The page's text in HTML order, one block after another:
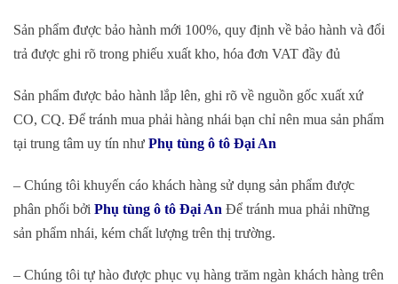
Sản phẩm được bảo hành mới 100%, quy định về bảo hành và đổi
trả được ghi rõ trong phiếu xuất kho, hóa đơn VAT đầy đủ
Sản phẩm được bảo hành lắp lên, ghi rõ về nguồn gốc xuất xứ
CO, CQ. Để tránh mua phải hàng nhái bạn chỉ nên mua sản phẩm
tại trung tâm uy tín như Phụ tùng ô tô Đại An
– Chúng tôi khuyến cáo khách hàng sử dụng sản phẩm được
phân phối bởi Phụ tùng ô tô Đại An Để tránh mua phải những
sản phẩm nhái, kém chất lượng trên thị trường.
– Chúng tôi tự hào được phục vụ hàng trăm ngàn khách hàng trên